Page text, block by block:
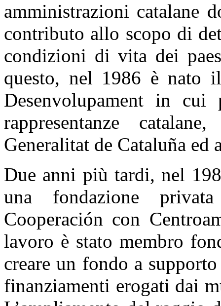
amministrazioni catalane
contributo allo scopo di
condizioni di vita dei
questo, nel 1986 è nato
Desenvolupament in cui
rappresentanze
Generalitat de Cataluña ed
Due anni più tardi, nel
una fondazione
Cooperación con
lavoro è stato membro
creare un fondo a
finanziamenti erogati dai